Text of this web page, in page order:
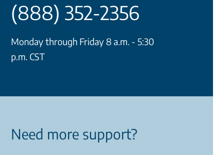
(888) 352-2356
Monday through Friday 8 a.m. - 5:30
p.m. CST
Need more support?